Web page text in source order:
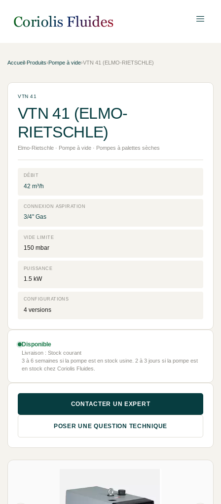
Accueil›Produits›Pompe à vide›VTN 41 (ELMO-RIETSCHLE)
VTN 41
VTN 41 (ELMO-
RIETSCHLE)
Elmo-Rietschle · Pompe à vide · Pompes à palettes sèches
DÉBIT
42 m³/h
CONNEXION ASPIRATION
3/4" Gas
VIDE LIMITE
150 mbar
PUISSANCE
1.5 kW
CONFIGURATIONS
4 versions
Disponible
Livraison : Stock courant
3 à 6 semaines si la pompe est en stock usine. 2 à 3 jours si la pompe est
en stock chez Coriolis Fluides.
CONTACTER UN EXPERT
POSER UNE QUESTION TECHNIQUE